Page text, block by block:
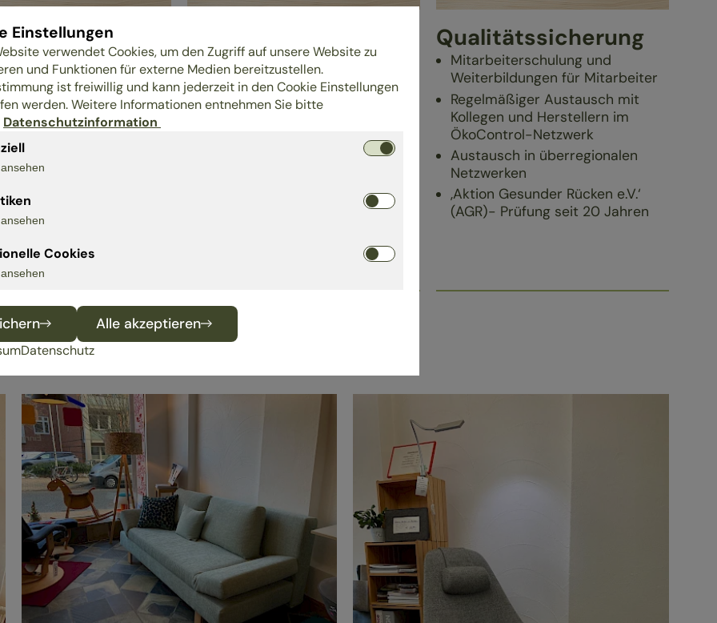
familienfreundliches
Mitarbeiter in
Förderung von Vereinen und
regionalen Netzwerken
(solidarische Landwirtschaft)
Qualitätssicherung
Mitarbeiterschulung und
Weiterbildungen für Mitarbeiter
Regelmäßiger Austausch mit
Kollegen und Herstellern im
ÖkoControl-Netzwerk
Austausch in überregionalen
Netzwerken
‚Aktion Gesunder Rücken e.V.‘
(AGR)- Prüfung seit 20 Jahren
UNTERNEHMEN
Einstellungen
verwendet Cookies, um den Zugriff auf unsere Website zu
und Funktionen für externe Medien bereitzustellen.
ist freiwillig und kann jederzeit in den Cookie Einstellungen
werden. Weitere Informationen entnehmen Sie bitte
Datenschutzinformation
Cookies
Alle akzeptieren
Datenschutz